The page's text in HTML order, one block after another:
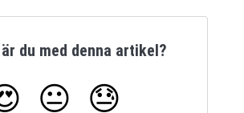
du med denna artikel?
😐 😓